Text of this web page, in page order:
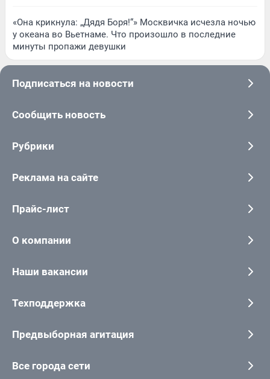
«Она крикнула: „Дядя Боря!“» Москвичка исчезла ночью
у океана во Вьетнаме. Что произошло в последние
минуты пропажи девушки
Подписаться на новости
Сообщить новость
Рубрики
Реклама на сайте
Прайс-лист
О компании
Наши вакансии
Техподдержка
Предвыборная агитация
Все города сети